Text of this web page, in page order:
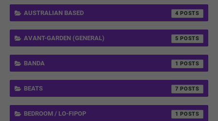
AUSTRALIAN BASED 4
AVANT-GARDEN (GENERAL) 5
BANDA 1
BEATS 7
BEDROOM / LO-FIPOP 1